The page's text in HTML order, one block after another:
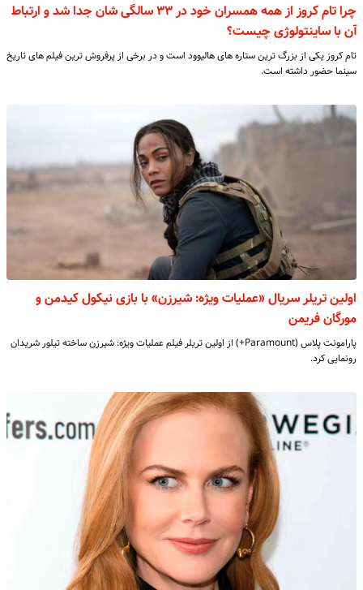
چرا تام کروز از همه همسران خود در ۳۳ سالگی شان جدا شد و ارتباط
آن با ساینتولوژی چیست؟
تام کروز یکی از بزرگ ترین ستاره های هالیوود است و در برخی از پرفروش ترین فیلم های تاریخ
سینما حضور داشته است.
اولین تریلر سریال «عملیات ویژه: شیرزن» با بازی نیکول کیدمن و
مورگان فریمن
پارامونت پلاس (Paramount+) از اولین تریلر فیلم عملیات ویژه: شیرزن ساخته تیلور شریدان
رونمایی کرد.